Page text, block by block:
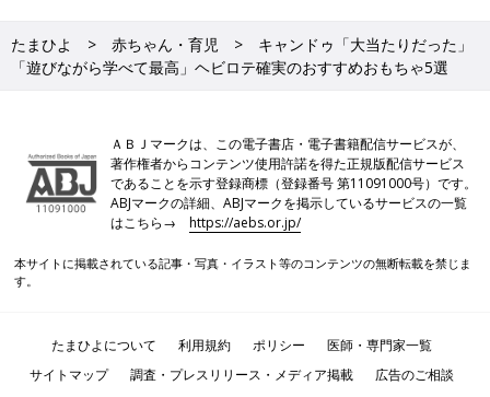
たまひよ 赤ちゃん・育児
キャンドゥ「大当たりだった」
「遊びながら学べて最高」ヘビロテ確実のおすすめおもちゃ5選
ＡＢＪマークは、この電子書店・電子書籍配信サービスが、
著作権者からコンテンツ使用許諾を得た正規版配信サービス
であることを示す登録商標（登録番号 第11091000号）です。
ABJマークの詳細、ABJマークを掲示しているサービスの一覧
はこちら→https://aebs.or.jp/
本サイトに掲載されている記事・写真・イラスト等のコンテンツの無断転載を禁じま
す。
たまひよについて 利用規約 ポリシー
医師・専門家一覧
サイトマップ
調査・プレスリリース・メディア掲載
広告のご相談